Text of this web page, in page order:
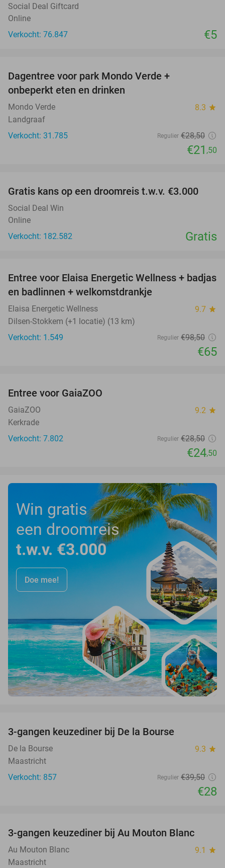
Social Deal Giftcard
Online
Verkocht: 76.847
€5
Dagentree voor park Mondo Verde +
onbeperkt eten en drinken
Mondo Verde 8.3 star
Landgraaf
Verkocht: 31.785
Regulier €28,50
€21 ,50
Gratis kans op een droomreis t.w.v. €3.000
Social Deal Win
Online
Verkocht: 182.582
Gratis
34%
Entree voor Elaisa Energetic Wellness + badjas
en badlinnen + welkomstdrankje
Elaisa Energetic Wellness 9.7 star
Dilsen-Stokkem (+1 locatie) (13 km)
Verkocht: 1.549
Regulier €98,50
€65
Entree voor GaiaZOO
GaiaZOO 9.2 star
Kerkrade
Verkocht: 7.802
Regulier €28,50
€24,50
Win gratis
een droomreis
t.w.v. €3.000
Doe mee!
3-gangen keuzediner bij De la Bourse
De la Bourse 9.3 star
Maastricht
Verkocht: 857
Regulier €39,50
€28
33%
3-gangen keuzediner bij Au Mouton Blanc
Au Mouton Blanc 9.1 star
Maastricht